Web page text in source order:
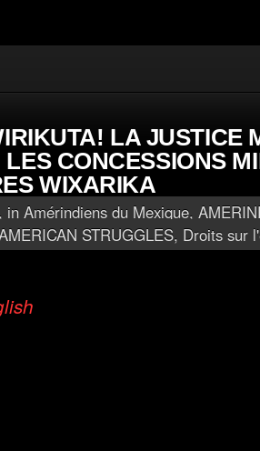
LA JUSTICE
LES CONCESSIONS
WIXARIKA
in Amérindiens du Mexique,
STRUGGLES, Droits sur